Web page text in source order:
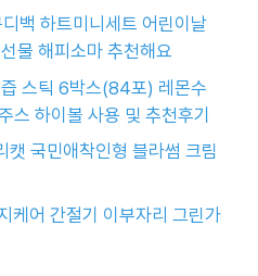
백 하트미니세트 어린이날
물 해피소마 추천해요
스틱 6박스(84포) 레몬수
스 하이볼 사용 및 추천후기
국민애착인형 블라썸 크림
케어 간절기 이부자리 그린가